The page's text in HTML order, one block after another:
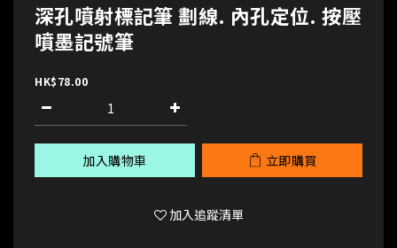
深孔噴射標記筆 劃線. 內孔定位. 按壓
噴墨記號筆
HK$78.00
加入購物車 立即購買
加入追蹤清單